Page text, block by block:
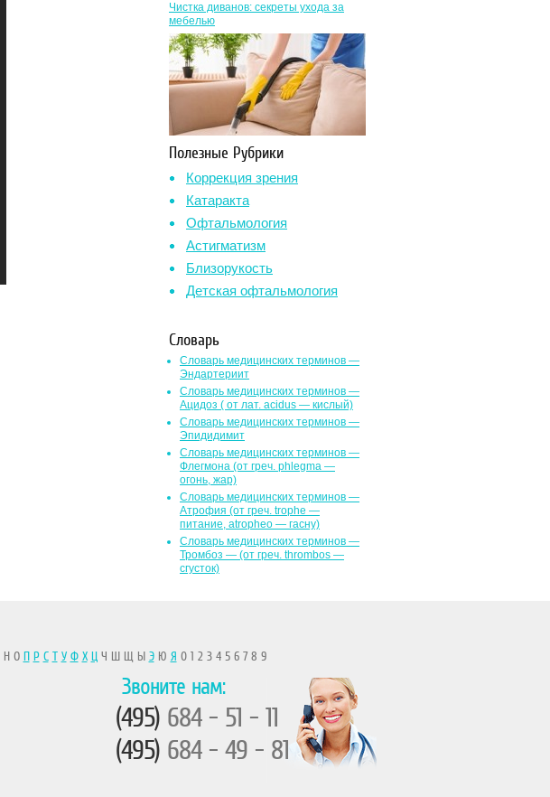
Чистка диванов: секреты ухода за
мебелью
Полезные Рубрики
Коррекция зрения
Катаракта
Офтальмология
Астигматизм
Близорукость
Детская офтальмология
Словарь
Словарь медицинских терминов —
Эндартериит
Словарь медицинских терминов —
Ацидоз ( от лат. асidus — кислый)
Словарь медицинских терминов —
Эпидидимит
Словарь медицинских терминов —
Флегмона (от гpeч. phlegma —
огонь, жар)
Словарь медицинских терминов —
Атрофия (от греч. trophe —
питание, atropheo — гасну)
Словарь медицинских терминов —
Тромбоз — (от греч. thrombos —
сгусток)
О П Р С Т У Ф Х ЦЧ Ш Щ Ы ЭЮ Я 0 1 2 3 4 5 6 7 8 9
Звоните нам:
(495) 684 - 51 - 11
(495) 684 - 49 - 81